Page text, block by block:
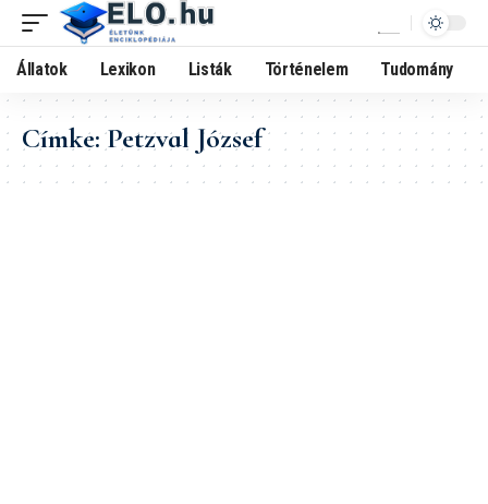
Állatok Lexikon Listák Történelem Tudomány
Címke:Petzval József